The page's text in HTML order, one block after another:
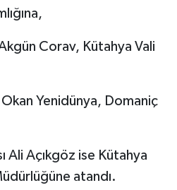
Akgün Corav, Kütahya Vali
Okan Yenidünya, Domaniç
Ali Açıkgöz ise Kütahya
atandı.